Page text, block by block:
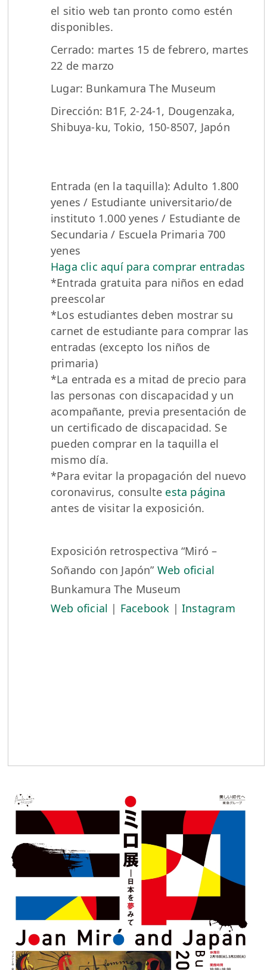
el sitio web tan pronto como estén
disponibles.
Cerrado: martes 15 de febrero, martes
22 de marzo
Lugar: Bunkamura The Museum
Dirección: B1F, 2-24-1, Dougenzaka,
Shibuya-ku, Tokio, 150-8507, Japón
Entrada (en la taquilla): Adulto 1.800
yenes / Estudiante universitario/de
instituto 1.000 yenes / Estudiante de
Secundaria / Escuela Primaria 700
yenes
Haga clic aquí para comprar entradas
*Entrada gratuita para niños en edad
preescolar
*Los estudiantes deben mostrar su
carnet de estudiante para comprar las
entradas (excepto los niños de
primaria)
*La entrada es a mitad de precio para
las personas con discapacidad y un
acompañante, previa presentación de
un certificado de discapacidad. Se
pueden comprar en la taquilla el
mismo día.
*Para evitar la propagación del nuevo
coronavirus, consulte esta página
antes de visitar la exposición.
Exposición retrospectiva “Miró –
Soñando con Japón” Web oficial
Bunkamura The Museum
Web oficial | Facebook | Instagram